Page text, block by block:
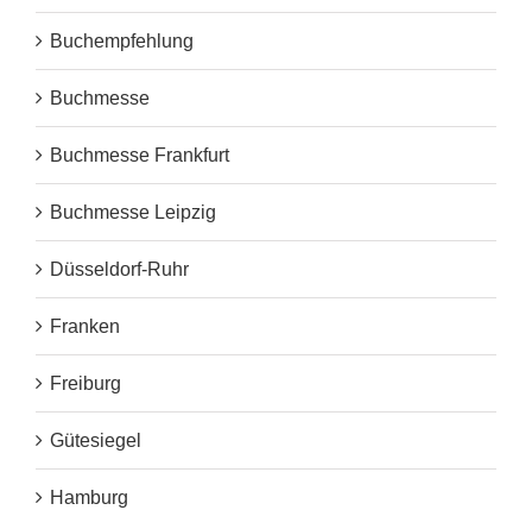
Buchempfehlung
Buchmesse
Buchmesse Frankfurt
Buchmesse Leipzig
Düsseldorf-Ruhr
Franken
Freiburg
Gütesiegel
Hamburg